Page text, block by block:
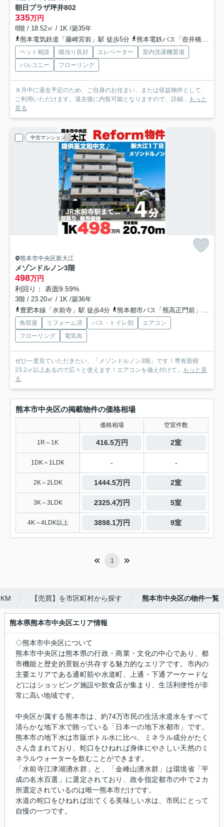
朝日プラザ坪井802
335万円
8階 / 18.52㎡ / 1K /築35年
熊本電気鉄道「藤崎宮前」駅 徒歩5分
熊本電鉄バス「壺井橋」バス停下車 徒歩3分
ペット相談 陽当り良好 エレベーター
室内洗濯機置場
バルコニー
フローリング
８月中に退去予定のため、ご自身のお住まい、または収益物件として、
ご利用いただけます。退去後に内覧可能となりますので、詳細...
もっと
見る
中古マンション
熊本市中央区新大江
メゾンドルノン3階
498万円
利回り： 表面9.59%
3階 / 23.20㎡ / 1K /築36年
豊肥本線「水前寺」駅 徒歩4分
熊本都市バス「熊高正門前」バス停下車 徒歩2分
角部屋 リフォーム済 バス・トイレ別
エアコン
フローリング
電気有
ぜひ一度見ていただきたい、「メゾンドルノン3階」です！専有面積
23.2㎡以上あるので広々と使えます！エアコンを備え付けて...
もっと見
る
熊本市中央区の掲載物件の価格相場
価格相場 空室件数
1R～1K 416.5万円 2室
1DK～1LDK - -
2K～2LDK 1444.5万円 2室
3K～3LDK 2325.4万円 5室
4K～4LDK以上 3898.1万円 9室
1
【売買】を市区町村から探す 熊本市中央区の物件一覧
熊本県熊本市中央区エリア情報
◇熊本市中央区について
熊本市中央区は熊本県の行政・商業・文化の中心であり、都
市機能と歴史的景観が共存する魅力的なエリアです。市内の
主要エリアである通町筋や水道町、上通・下通アーケードな
どにはショッピング施設や飲食店が集まり、生活利便性が非
常に高い地域です。
中央区が属する熊本市は、約74万市民の生活水道水をすべて
清らかな地下水で賄っている「日本一の地下水都市」です。
熊本市の地下水は市販ボトル水に比べ、ミネラル成分がたく
さん含まれており、蛇口をひねれば身体にやさしい天然のミ
ネラルウォーターを飲むことができます。
「水前寺江津湖湧水群」と、「金峰山湧水群」は環境省「平
成の名水百選」に選定されており、政令指定都市の中で２カ
所選定されているのは唯一熊本市だけです。
水道の蛇口をひねれば出てくる美味しい水は、市民にとって
自慢の一つです。